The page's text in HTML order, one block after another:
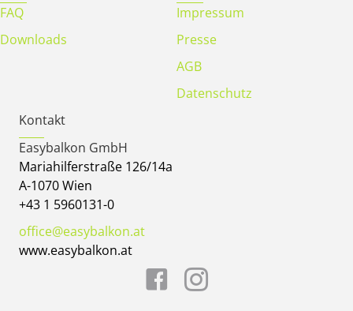
FAQ
Downloads
Impressum
Presse
AGB
Datenschutz
Kontakt
Easybalkon GmbH
Mariahilferstraße 126/14a
A-1070 Wien
+43 1 5960131-0
office@easybalkon.at
www.easybalkon.at